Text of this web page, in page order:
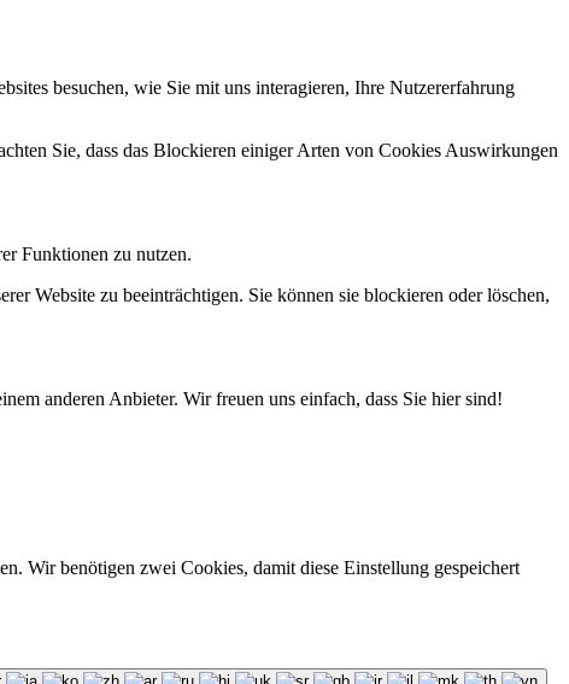
besuchen, wie Sie mit uns interagieren, Ihre Nutzererfahrung
Sie, dass das Blockieren einiger Arten von Cookies Auswirkungen
Funktionen zu nutzen.
Website zu beeinträchtigen. Sie können sie blockieren oder löschen,
anderen Anbieter. Wir freuen uns einfach, dass Sie hier sind!
Wir benötigen zwei Cookies, damit diese Einstellung gespeichert